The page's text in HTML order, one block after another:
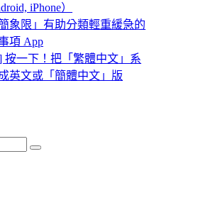
iPhone）
簡象限」有助分類輕重緩急的
項 App
按一下！把「繁體中文」系
英文或「簡體中文」版
Search